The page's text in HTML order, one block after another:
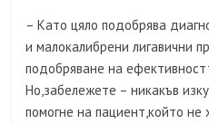
– Като цяло подобрява
и малокалибрени лигавични
подобряване на
Но,забележете – никакъв
помогне на пациент,който